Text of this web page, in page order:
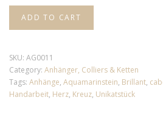
ADD TO CART
SKU: AG0011
Category: Anhänger, Colliers & Ketten
Tags: Anhänge, Aquamarinstein, Brillant,
Handarbeit, Herz, Kreuz, Unikatstück